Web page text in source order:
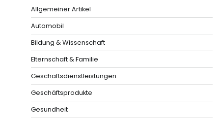
Allgemeiner Artikel
Automobil
Bildung & Wissenschaft
Elternschaft & Familie
Geschäftsdienstleistungen
Geschäftsprodukte
Gesundheit